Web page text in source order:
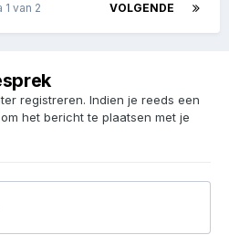
VOLGENDE
1 van 2
registreren. Indien je reeds een
om het bericht te plaatsen met je